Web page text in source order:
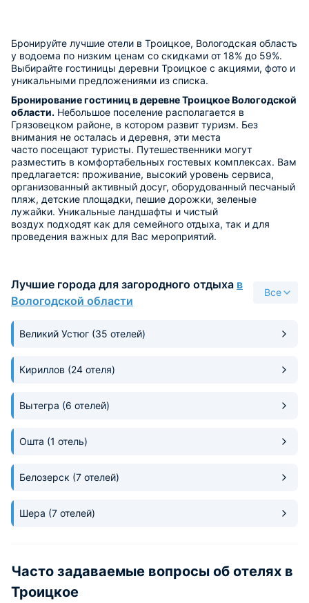
Бронируйте лучшие отели в Троицкое, Вологодская область
у водоема по низким ценам со скидками от 18% до 59%.
Выбирайте гостиницы деревни Троицкое с акциями, фото и
уникальными предложениями из списка.
Бронирование гостиниц в деревне Троицкое Вологодской
области. Небольшое поселение располагается в
Грязовецком районе, в котором развит туризм. Без
внимания не осталась и деревня, эти места
часто посещают туристы. Путешественники могут
разместить в комфортабельных гостевых комплексах. Вам
предлагается: проживание, высокий уровень сервиса,
организованный активный досуг, оборудованный песчаный
пляж, детские площадки, пешие дорожки, зеленые
лужайки. Уникальные ландшафты и чистый
воздух подходят как для семейного отдыха, так и для
проведения важных для Вас мероприятий.
Лучшие города для загородного отдыха в
Вологодской области
Все
Великий Устюг (35 отелей)
Кириллов (24 отеля)
Вытегра (6 отелей)
Ошта (1 отель)
Белозерск (7 отелей)
Шера (7 отелей)
Часто задаваемые вопросы об отелях в
Троицкое